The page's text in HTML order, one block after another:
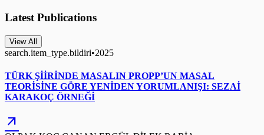
Latest Publications
View All
search.item_type.bildiri•2025
TÜRK ŞİİRİNDE MASALIN PROPP’UN MASAL
TEORİSİNE GÖRE YENİDEN YORUMLANIŞI: SEZAİ
KARAKOÇ ÖRNEĞİ
arrow_outward